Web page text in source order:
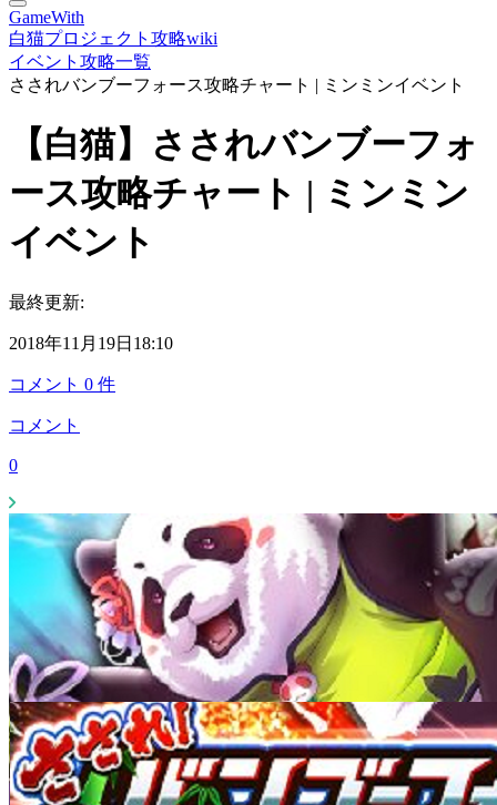
GameWith
白猫プロジェクト攻略wiki
イベント攻略一覧
さされバンブーフォース攻略チャート | ミンミンイベント
【白猫】さされバンブーフォ
ース攻略チャート | ミンミン
イベント
最終更新:
2018年11月19日18:10
コメント 0 件
コメント
0